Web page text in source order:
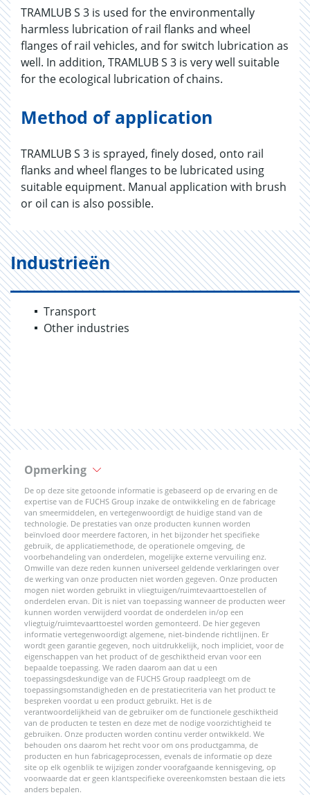
TRAMLUB S 3 is used for the environmentally
harmless lubrication of rail flanks and wheel
flanges of rail vehicles, and for switch lubrication as
well. In addition, TRAMLUB S 3 is very well suitable
for the ecological lubrication of chains.
Method of application
TRAMLUB S 3 is sprayed, finely dosed, onto rail
flanks and wheel flanges to be lubricated using
suitable equipment. Manual application with brush
or oil can is also possible.
Industrieën
Transport
Other industries
Opmerking
De op deze site getoonde informatie is gebaseerd op de ervaring en de
expertise van de FUCHS Group inzake de ontwikkeling en de fabricage
van smeermiddelen, en vertegenwoordigt de huidige stand van de
technologie. De prestaties van onze producten kunnen worden
beïnvloed door meerdere factoren, in het bijzonder het specifieke
gebruik, de applicatiemethode, de operationele omgeving, de
voorbehandeling van onderdelen, mogelijke externe vervuiling enz.
Omwille van deze reden kunnen universeel geldende verklaringen over
de werking van onze producten niet worden gegeven. Onze producten
mogen niet worden gebruikt in vliegtuigen/ruimtevaarttoestellen of
onderdelen ervan. Dit is niet van toepassing wanneer de producten weer
kunnen worden verwijderd voordat de onderdelen in/op een
vliegtuig/ruimtevaarttoestel worden gemonteerd. De hier gegeven
informatie vertegenwoordigt algemene, niet-bindende richtlijnen. Er
wordt geen garantie gegeven, noch uitdrukkelijk, noch impliciet, voor de
eigenschappen van het product of de geschiktheid ervan voor een
bepaalde toepassing. We raden daarom aan dat u een
toepassingsdeskundige van de FUCHS Group raadpleegt om de
toepassingsomstandigheden en de prestatiecriteria van het product te
bespreken voordat u een product gebruikt. Het is de
verantwoordelijkheid van de gebruiker om de functionele geschiktheid
van de producten te testen en deze met de nodige voorzichtigheid te
gebruiken. Onze producten worden continu verder ontwikkeld. We
behouden ons daarom het recht voor om ons productgamma, de
producten en hun fabricageprocessen, evenals de informatie op deze
site op elk ogenblik te wijzigen zonder voorafgaande kennisgeving, op
voorwaarde dat er geen klantspecifieke overeenkomsten bestaan die iets
anders bepalen.